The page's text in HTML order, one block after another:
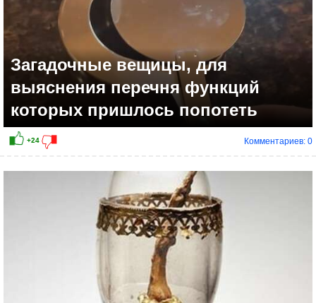
Загадочные вещицы, для
выяснения перечня функций
которых пришлось попотеть
Комментариев: 0